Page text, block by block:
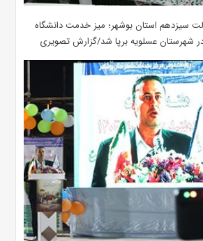
سیزدهم استان بوشهر؛ میز خدمت دانشگاه
شهرستان عسلویه برپا شد/گزارش تصویری